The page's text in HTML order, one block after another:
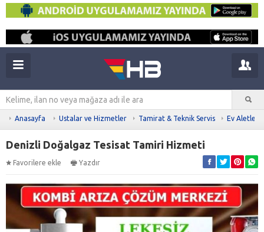
Anasayfa Ustalar ve Hizmetler Tamirat & Teknik Servis Ev Aletleri
Denizli Doğalgaz Tesisat Tamiri Hizmeti
Favorilere ekle Yazdır